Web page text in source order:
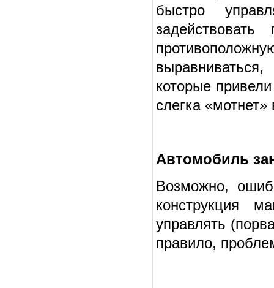
быстро
которые
слегка
Автомобиль
Возможно,
конструкция
управлять
правило,